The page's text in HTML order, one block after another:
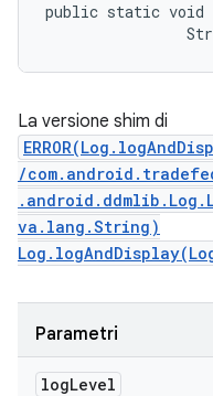
public static void
La versione shim di
/
va.lang.String)
Parametri
logLevel